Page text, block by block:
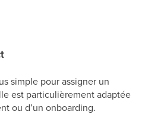
simple pour assigner un
est particulièrement adaptée
ou d’un onboarding.